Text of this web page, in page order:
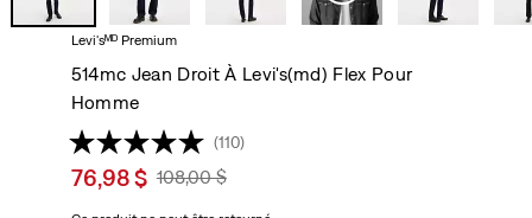
Levi'sᴹᴰ Premium
514mc Jean Droit À Levi's(md) Flex Pour
Homme
(110)
Sale
76,98 $ Original
108,00 $